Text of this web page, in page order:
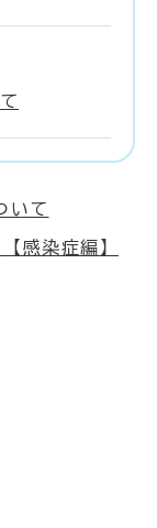
いて
感染症編】